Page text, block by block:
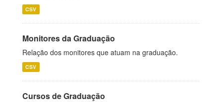
CSV
Monitores da Graduação
Relação dos monitores que atuam na graduação.
CSV
Cursos de Graduação